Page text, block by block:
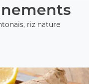
riz nature